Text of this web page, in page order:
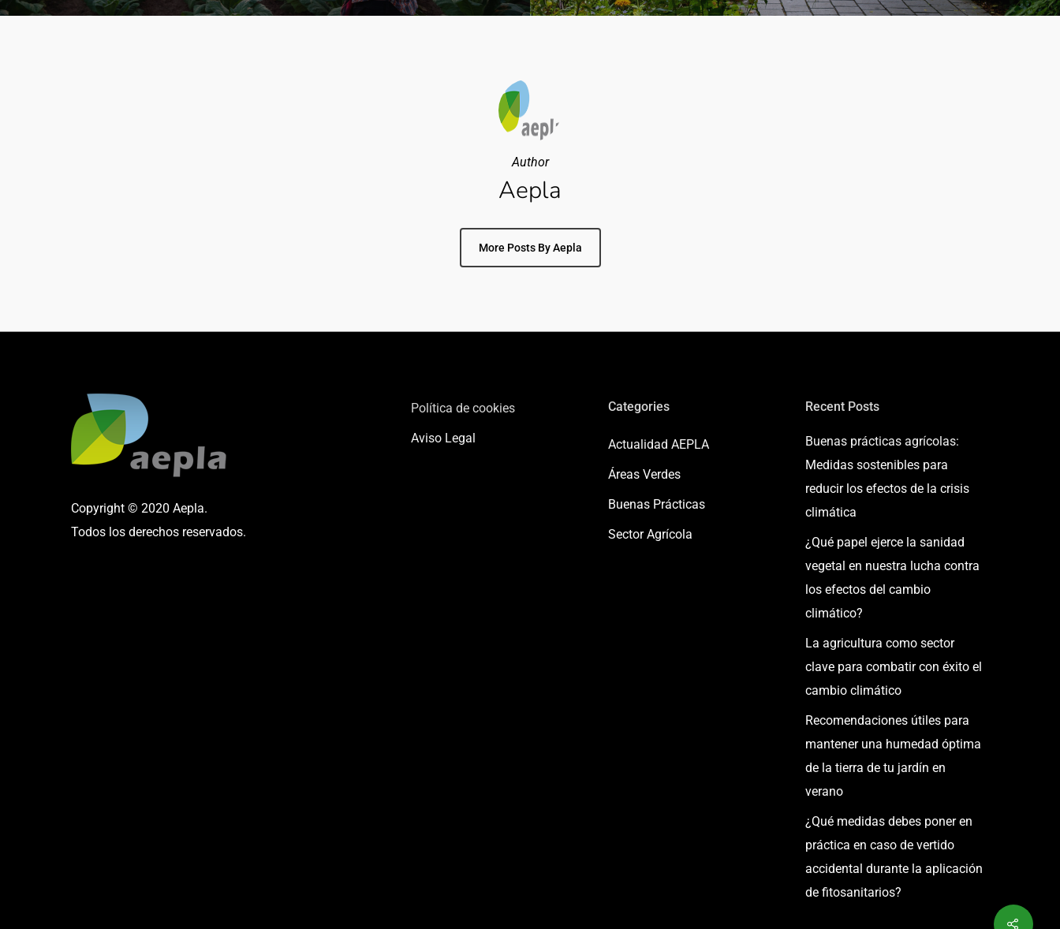
Author
Aepla
More Posts By Aepla
Copyright © 2020 Aepla.
Todos los derechos reservados.
Política de cookies
Aviso Legal
Categories
Actualidad AEPLA
Áreas Verdes
Buenas Prácticas
Sector Agrícola
Recent Posts
Buenas prácticas agrícolas:
Medidas sostenibles para
reducir los efectos de la crisis
climática
¿Qué papel ejerce la sanidad
vegetal en nuestra lucha contra
los efectos del cambio
climático?
La agricultura como sector
clave para combatir con éxito el
cambio climático
Recomendaciones útiles para
mantener una humedad óptima
de la tierra de tu jardín en
verano
¿Qué medidas debes poner en
práctica en caso de vertido
accidental durante la aplicación
de fitosanitarios?